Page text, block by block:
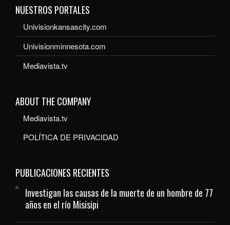
NUESTROS PORTALES
Univisionkansascity.com
Univisionminnesota.com
Mediavista.tv
ABOUT THE COMPANY
Mediavista.tv
POLÍTICA DE PRIVACIDAD
PUBLICACIONES RECIENTES
Investigan las causas de la muerte de un hombre de 77
años en el río Misisipi